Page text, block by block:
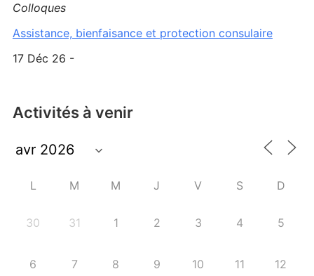
Colloques
Assistance, bienfaisance et protection consulaire
17 Déc 26 -
Activités à venir
L M M J V S D
30 31 1 2 3 4 5
6 7 8 9 10 11 12